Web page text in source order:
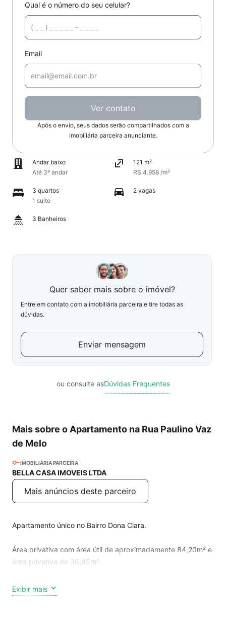
Qual é o número do seu celular?
Email
Ver contato
Após o envio, seus dados serão compartilhados com a
imobiliária parceira anunciante.
Andar baixo
Até 3º andar
121 m²
R$ 4.958 /m²
3 quartos
1 suíte
2 vagas
3 Banheiros
Quer saber mais sobre o imóvel?
Entre em contato com a imobiliária parceira e tire todas as
dúvidas.
Enviar mensagem
ou consulte asDúvidas Frequentes
Mais sobre o Apartamento na Rua Paulino Vaz
de Melo
IMOBILIÁRIA PARCEIRA
BELLA CASA IMOVEIS LTDA
Mais anúncios deste parceiro
Apartamento único no Bairro Dona Clara.
Área privativa com área útil de aproximadamente 84,20m² e
área privativa de 36,45m².
Prédio com apenas quatro unidades, no melhor ponto do
Bairro.
Exibir mais